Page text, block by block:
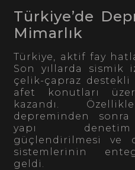
Türkiye’de
Mimarlık
Türkiye, aktif fay
Son yıllarda sismik
çelik-çapraz
afet konutları
kazandı.
depreminden
yapı
güçlendirilmesi ve
sistemlerinin
geldi.